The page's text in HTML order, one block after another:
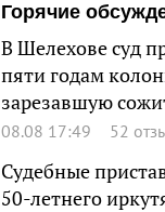
Горячие
В Шелехове суд
пяти годам
зарезавшую
08.08 17:49 52
Судебные
50-летнего